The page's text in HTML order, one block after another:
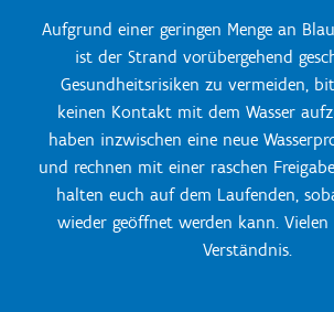
Aufgrund einer geringen Menge an
ist der Strand vorübergehend
Gesundheitsrisiken zu vermeiden,
keinen Kontakt mit dem Wasser
haben inzwischen eine neue
und rechnen mit einer raschen
halten euch auf dem Laufenden,
wieder geöffnet werden kann.
Verständnis.